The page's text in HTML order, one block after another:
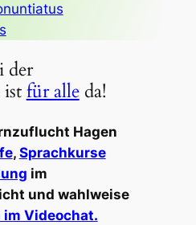
der
für alleda!
Hagen
, Sprachkurse
im
und wahlweise
im Videochat.